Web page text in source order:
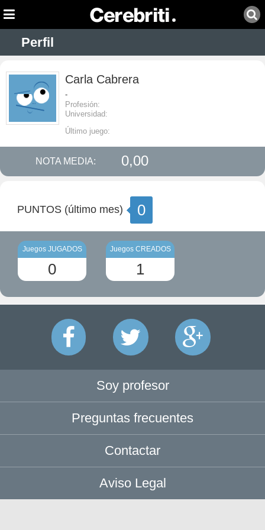
Perfil
Carla Cabrera
-
Profesión:
Universidad:
Último juego:
NOTA MEDIA: 0,00
PUNTOS (último mes) 0
Juegos JUGADOS
0
Juegos CREADOS
1
Soy profesor
Preguntas frecuentes
Contactar
Aviso Legal